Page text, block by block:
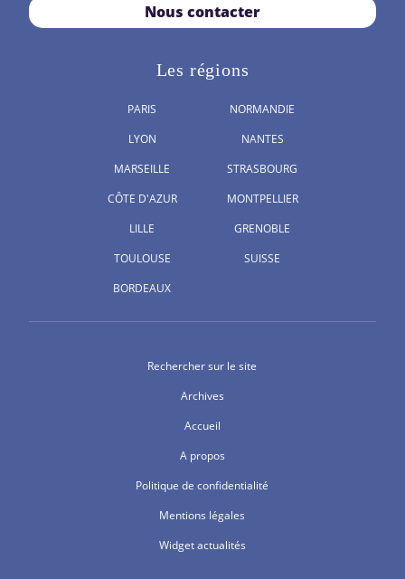
Nous contacter
Les régions
PARIS
LYON
MARSEILLE
CÔTE D'AZUR
LILLE
TOULOUSE
BORDEAUX
NORMANDIE
NANTES
STRASBOURG
MONTPELLIER
GRENOBLE
SUISSE
Rechercher sur le site
Archives
Accueil
A propos
Politique de confidentialité
Mentions légales
Widget actualités